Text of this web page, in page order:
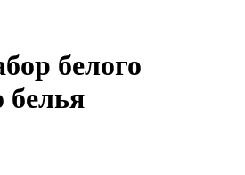
белого
белья